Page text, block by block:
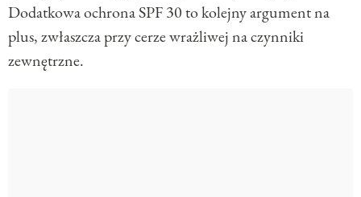
Dodatkowa ochrona SPF 30 to kolejny argument na
plus, zwłaszcza przy cerze wrażliwej na czynniki
zewnętrzne.